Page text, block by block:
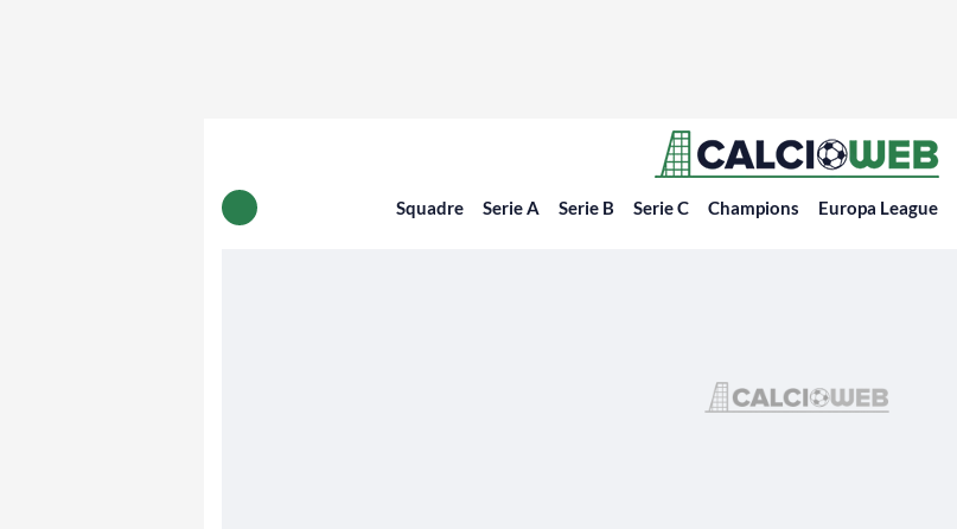
Squadre Serie A Serie B Serie C Champions Europa League